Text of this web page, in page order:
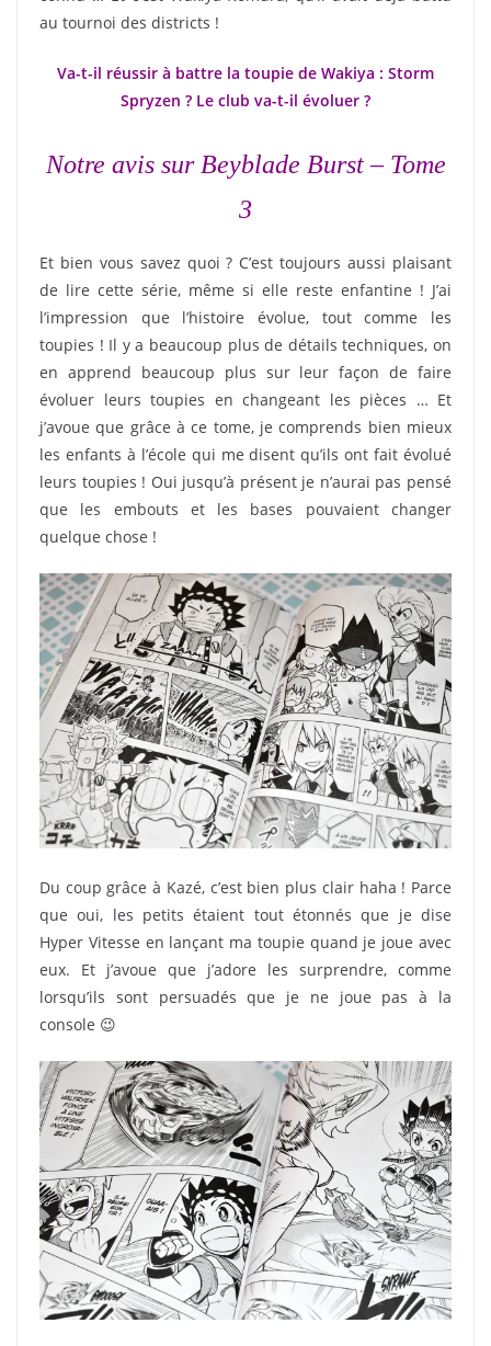
au tournoi des districts !
Va-t-il réussir à battre la toupie de Wakiya : Storm
Spryzen ? Le club va-t-il évoluer ?
Notre avis sur Beyblade Burst – Tome
3
Et bien vous savez quoi ? C’est toujours aussi plaisant
de lire cette série, même si elle reste enfantine ! J’ai
l’impression que l’histoire évolue, tout comme les
toupies ! Il y a beaucoup plus de détails techniques, on
en apprend beaucoup plus sur leur façon de faire
évoluer leurs toupies en changeant les pièces … Et
j’avoue que grâce à ce tome, je comprends bien mieux
les enfants à l’école qui me disent qu’ils ont fait évolué
leurs toupies ! Oui jusqu’à présent je n’aurai pas pensé
que les embouts et les bases pouvaient changer
quelque chose !
Du coup grâce à Kazé, c’est bien plus clair haha ! Parce
que oui, les petits étaient tout étonnés que je dise
Hyper Vitesse en lançant ma toupie quand je joue avec
eux. Et j’avoue que j’adore les surprendre, comme
lorsqu’ils sont persuadés que je ne joue pas à la
console 😉